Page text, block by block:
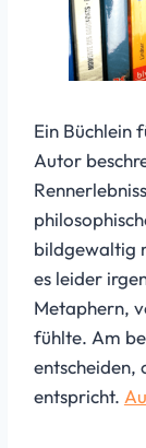
Ein Büchlein
Autor
bildgewaltig
es leider
Metaphern,
fühlte. Am
entscheiden,
entspricht.